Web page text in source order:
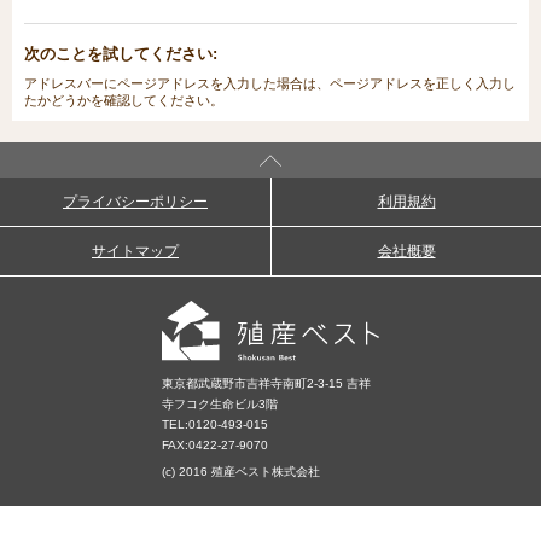
次のことを試してください:
アドレスバーにページアドレスを入力した場合は、ページアドレスを正しく入力し
たかどうかを確認してください。
プライバシーポリシー 利用規約
サイトマップ 会社概要
東京都武蔵野市吉祥寺南町2-3-15 吉祥
寺フコク生命ビル3階
TEL:0120-493-015
FAX:0422-27-9070
(c) 2016 殖産ベスト株式会社